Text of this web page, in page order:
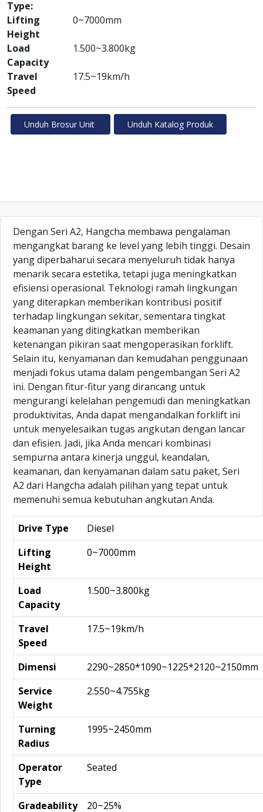
Type:
Lifting
Height
0~7000mm
Load
Capacity
1.500~3.800kg
Travel
Speed
17.5~19km/h
Unduh Brosur Unit Unduh Katalog Produk
Dengan Seri A2, Hangcha membawa pengalaman
mengangkat barang ke level yang lebih tinggi. Desain
yang diperbaharui secara menyeluruh tidak hanya
menarik secara estetika, tetapi juga meningkatkan
efisiensi operasional. Teknologi ramah lingkungan
yang diterapkan memberikan kontribusi positif
terhadap lingkungan sekitar, sementara tingkat
keamanan yang ditingkatkan memberikan
ketenangan pikiran saat mengoperasikan forklift.
Selain itu, kenyamanan dan kemudahan penggunaan
menjadi fokus utama dalam pengembangan Seri A2
ini. Dengan fitur-fitur yang dirancang untuk
mengurangi kelelahan pengemudi dan meningkatkan
produktivitas, Anda dapat mengandalkan forklift ini
untuk menyelesaikan tugas angkutan dengan lancar
dan efisien. Jadi, jika Anda mencari kombinasi
sempurna antara kinerja unggul, keandalan,
keamanan, dan kenyamanan dalam satu paket, Seri
A2 dari Hangcha adalah pilihan yang tepat untuk
memenuhi semua kebutuhan angkutan Anda.
Drive Type
Diesel
Lifting
Height
0~7000mm
Load
Capacity
1.500~3.800kg
Travel
Speed
17.5~19km/h
Dimensi
2290~2850*1090~1225*2120~2150mm
Service
Weight
2.550~4.755kg
Turning
Radius
1995~2450mm
Operator
Type
Seated
Gradeability 20~25%